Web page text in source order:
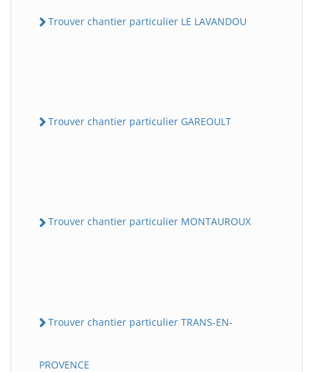
Trouver chantier particulier LE LAVANDOU
Trouver chantier particulier GAREOULT
Trouver chantier particulier MONTAUROUX
Trouver chantier particulier TRANS-EN-
PROVENCE